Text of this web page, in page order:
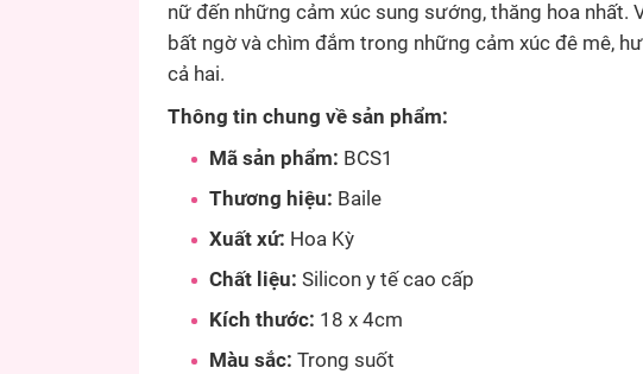
nữ đến những cảm xúc sung sướng, thăng hoa nhất.
bất ngờ và chìm đắm trong những cảm xúc đê mê,
cả hai.
Thông tin chung về sản phẩm:
Mã sản phẩm: BCS1
Thương hiệu: Baile
Xuất xứ: Hoa Kỳ
Chất liệu: Silicon y tế cao cấp
Kích thước: 18 x 4cm
Màu sắc: Trong suốt